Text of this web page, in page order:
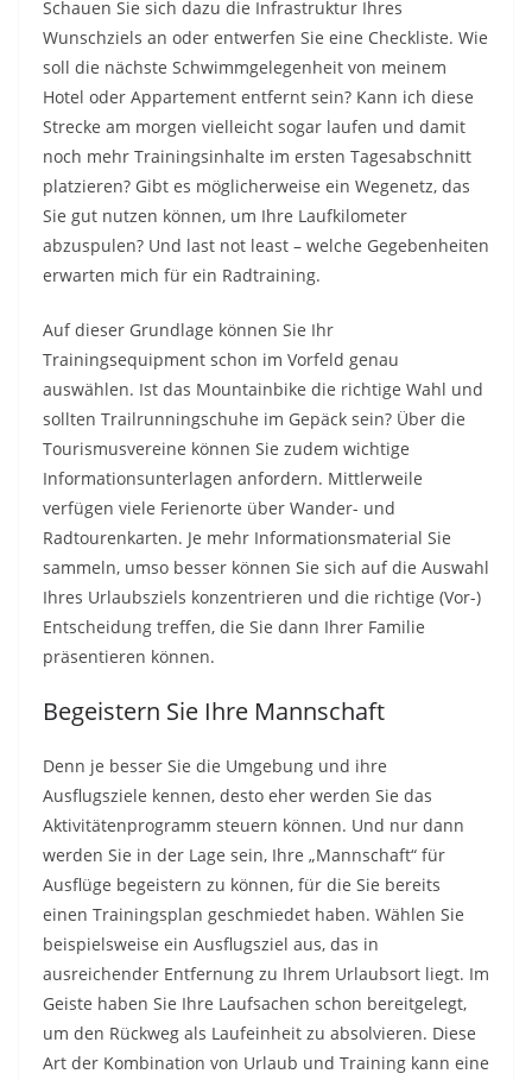
Schauen Sie sich dazu die Infrastruktur Ihres
Wunschziels an oder entwerfen Sie eine Checkliste. Wie
soll die nächste Schwimmgelegenheit von meinem
Hotel oder Appartement entfernt sein? Kann ich diese
Strecke am morgen vielleicht sogar laufen und damit
noch mehr Trainingsinhalte im ersten Tagesabschnitt
platzieren? Gibt es möglicherweise ein Wegenetz, das
Sie gut nutzen können, um Ihre Laufkilometer
abzuspulen? Und last not least – welche Gegebenheiten
erwarten mich für ein Radtraining.
Auf dieser Grundlage können Sie Ihr
Trainingsequipment schon im Vorfeld genau
auswählen. Ist das Mountainbike die richtige Wahl und
sollten Trailrunningschuhe im Gepäck sein? Über die
Tourismusvereine können Sie zudem wichtige
Informationsunterlagen anfordern. Mittlerweile
verfügen viele Ferienorte über Wander- und
Radtourenkarten. Je mehr Informationsmaterial Sie
sammeln, umso besser können Sie sich auf die Auswahl
Ihres Urlaubsziels konzentrieren und die richtige (Vor-)
Entscheidung treffen, die Sie dann Ihrer Familie
präsentieren können.
Begeistern Sie Ihre Mannschaft
Denn je besser Sie die Umgebung und ihre
Ausflugsziele kennen, desto eher werden Sie das
Aktivitätenprogramm steuern können. Und nur dann
werden Sie in der Lage sein, Ihre „Mannschaft“ für
Ausflüge begeistern zu können, für die Sie bereits
einen Trainingsplan geschmiedet haben. Wählen Sie
beispielsweise ein Ausflugsziel aus, das in
ausreichender Entfernung zu Ihrem Urlaubsort liegt. Im
Geiste haben Sie Ihre Laufsachen schon bereitgelegt,
um den Rückweg als Laufeinheit zu absolvieren. Diese
Art der Kombination von Urlaub und Training kann eine